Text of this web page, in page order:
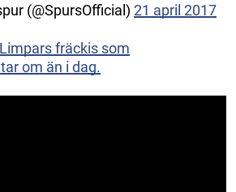
(@SpursOfficial) 21 april 2017
fräckis som
om än i dag.